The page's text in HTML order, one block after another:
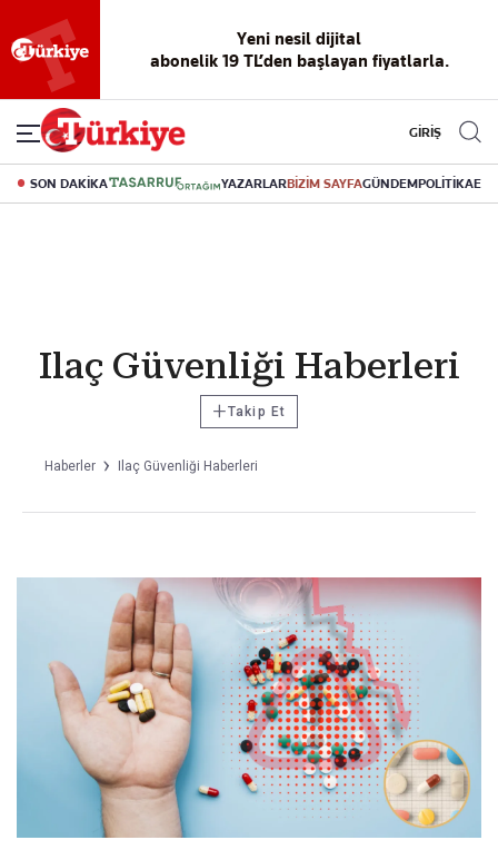
Yeni nesil dijital
abonelik 19 TL’den başlayan fiyatlarla.
GİRİŞ
SON DAKİKA YAZARLARBİZİM SAYFAGÜNDEMPOLİTİKA
Ilaç Güvenliği Haberleri
+Takip Et
Haberler Ilaç Güvenliği Haberleri